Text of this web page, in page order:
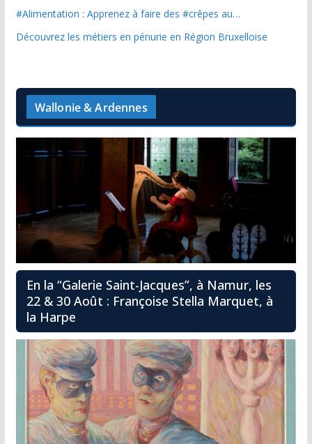
#Alimentation : Apprenez à faire des #crêpes au…
Découvrez les métiers en pénurie en Région Bruxelloise
Wallonie & Ardennes
En la “Galerie Saint-Jacques”, à Namur, les
22 & 30 Août : Françoise Stella Marquet, à
la Harpe